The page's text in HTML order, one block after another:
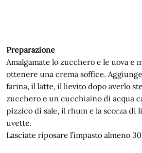
Preparazione
Amalgamate lo zucchero e le uova e
ottenere una crema soffice.
farina, il latte, il lievito dopo averlo
zucchero e un cucchiaino di acqua
pizzico di sale, il rhum e la scorza di
uvette.
Lasciate riposare l’impasto almeno